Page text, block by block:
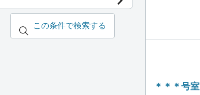
＊＊＊号室
この条件で検索する